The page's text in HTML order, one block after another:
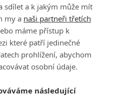
sdílet a k jakým může mít
my a naši partneři třetích
máme přístup k
které patří jedinečné
prohlížení, abychom
osobní údaje.
následující